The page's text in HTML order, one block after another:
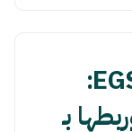
أكواد الفاتورة الإلكترونية EGS:
بـ